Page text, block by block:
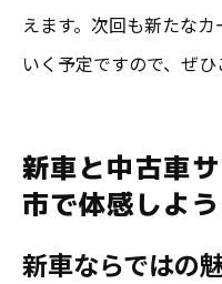
えます。次回も新たな
いく予定ですので、ぜひ
新車と中古車
市で体感しよう
新車ならではの